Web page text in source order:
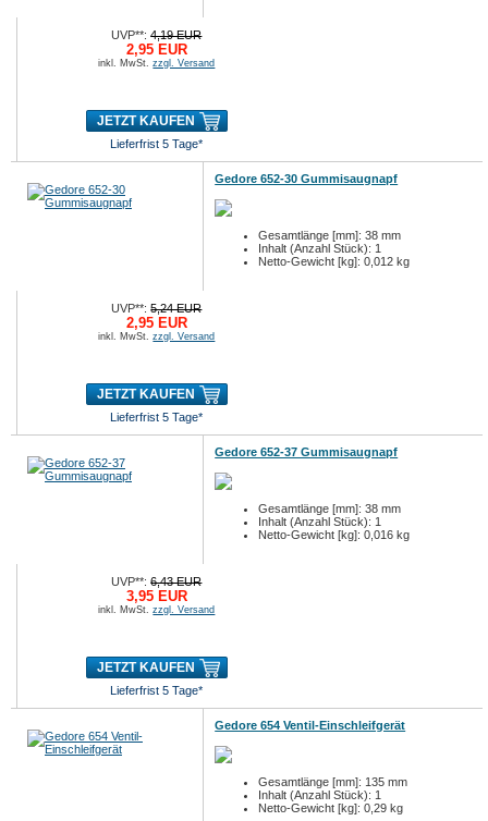
UVP**:4,19 EUR
2,95 EUR
inkl. MwSt.zzgl. Versand
JETZT KAUFEN
Lieferfrist 5 Tage*
Gedore 652-30 Gummisaugnapf
Gesamtlänge [mm]: 38 mm
Inhalt (Anzahl Stück): 1
Netto-Gewicht [kg]: 0,012 kg
UVP**:5,24 EUR
2,95 EUR
inkl. MwSt.zzgl. Versand
JETZT KAUFEN
Lieferfrist 5 Tage*
Gedore 652-37 Gummisaugnapf
Gesamtlänge [mm]: 38 mm
Inhalt (Anzahl Stück): 1
Netto-Gewicht [kg]: 0,016 kg
UVP**:6,43 EUR
3,95 EUR
inkl. MwSt.zzgl. Versand
JETZT KAUFEN
Lieferfrist 5 Tage*
Gedore 654 Ventil-Einschleifgerät
Gesamtlänge [mm]: 135 mm
Inhalt (Anzahl Stück): 1
Netto-Gewicht [kg]: 0,29 kg